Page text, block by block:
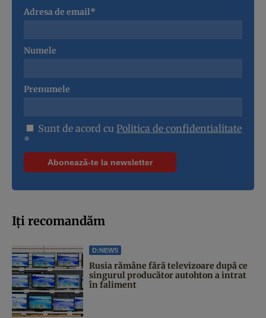
Adresa de email*
Numele
Prenumele
Sunt de acord cu Politica de confidentialitate
*
Iți recomandăm
D:NEWS
Rusia rămâne fără televizoare după ce
singurul producător autohton a intrat
în faliment